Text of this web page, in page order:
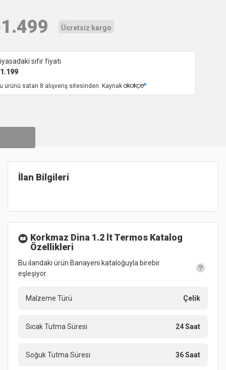
1.499 Ücretsiz kargo
sıfır fiyatı
1.199
ürünü satan 8 alışveriş sitesinden. Kaynak
İlan Bilgileri
Korkmaz Dina 1.2 lt Termos Katalog
Özellikleri
Bu ilandaki ürün Banayeni kataloğuyla birebir
eşleşiyor.
Malzeme Türü Çelik
Sıcak Tutma Süresi 24 Saat
Soğuk Tutma Süresi 36 Saat